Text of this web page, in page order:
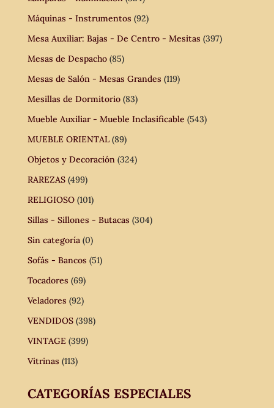
Máquinas - Instrumentos (92)
Mesa Auxiliar: Bajas - De Centro - Mesitas (397)
Mesas de Despacho (85)
Mesas de Salón - Mesas Grandes (119)
Mesillas de Dormitorio (83)
Mueble Auxiliar - Mueble Inclasificable (543)
MUEBLE ORIENTAL (89)
Objetos y Decoración (324)
RAREZAS (499)
RELIGIOSO (101)
Sillas - Sillones - Butacas (304)
Sin categoría (0)
Sofás - Bancos (51)
Tocadores (69)
Veladores (92)
VENDIDOS (398)
VINTAGE (399)
Vitrinas (113)
CATEGORÍAS ESPECIALES